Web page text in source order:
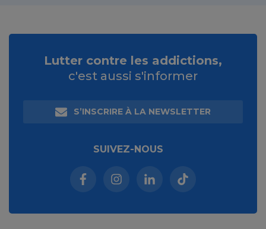
Lutter contre les addictions,
c'est aussi s'informer
S’INSCRIRE À LA NEWSLETTER
SUIVEZ-NOUS
Facebook (nouvelle fenêtre)
Instagram (nouvelle fenêtre)
Linkedin (nouvelle
Tiktok (nouvelle